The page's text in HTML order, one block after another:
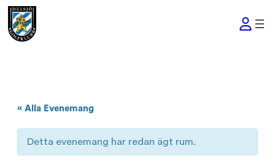
« Alla Evenemang
Detta evenemang har redan ägt rum.